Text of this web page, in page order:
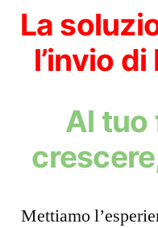
La
l’invio di
Al tuo
Mettiamo